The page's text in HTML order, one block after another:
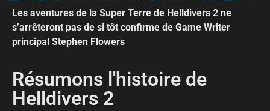
Les aventures de la Super Terre de Helldivers 2 ne
s’arrêteront pas de si tôt confirme de Game Writer
principal Stephen Flowers
Résumons l'histoire de
Helldivers 2